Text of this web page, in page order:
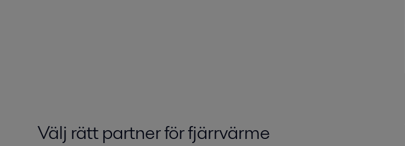
Välj rätt partner för fjärrvärme